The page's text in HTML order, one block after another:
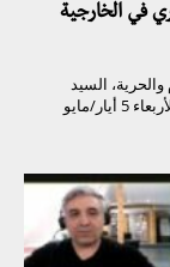
في الخارجية
السيد
كوتارو، مسؤول الملف السوري في الخارجية اليابانية، الأربعاء 5 أيار/مايو